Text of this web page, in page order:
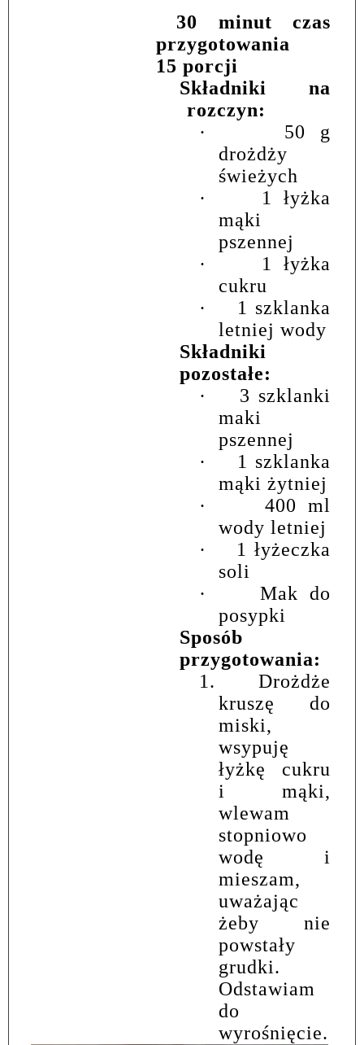
30 minut czas
przygotowania
15 porcji
Składniki na
rozczyn:
·
50 g
drożdży
świeżych
·
1 łyżka
mąki
pszennej
·
1 łyżka
cukru
·
1 szklanka
letniej wody
Składniki
pozostałe:
·
3 szklanki
maki
pszennej
·
1 szklanka
mąki żytniej
·
400 ml
wody letniej
·
1 łyżeczka
soli
·
Mak do
posypki
Sposób
przygotowania:
1.
Drożdże
kruszę do
miski,
wsypuję
łyżkę cukru
i mąki,
wlewam
stopniowo
wodę i
mieszam,
uważając
żeby nie
powstały
grudki.
Odstawiam
do
wyrośnięcie.